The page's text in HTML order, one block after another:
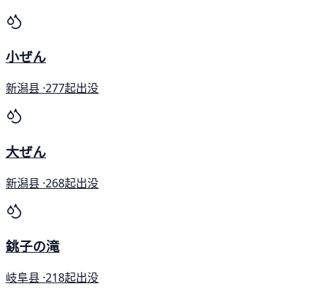
小ぜん
新潟县 ·277起出没
大ぜん
新潟县 ·268起出没
銚子の滝
岐阜县 ·218起出没